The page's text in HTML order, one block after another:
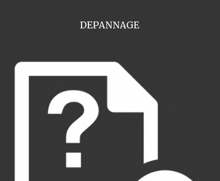
DEPANNAGE